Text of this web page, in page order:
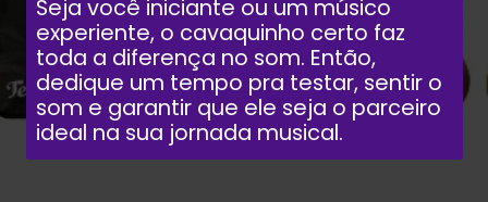
Seja você iniciante ou um músico
experiente, o cavaquinho certo faz
toda a diferença no som. Então,
dedique um tempo pra testar, sentir o
som e garantir que ele seja o parceiro
ideal na sua jornada musical.